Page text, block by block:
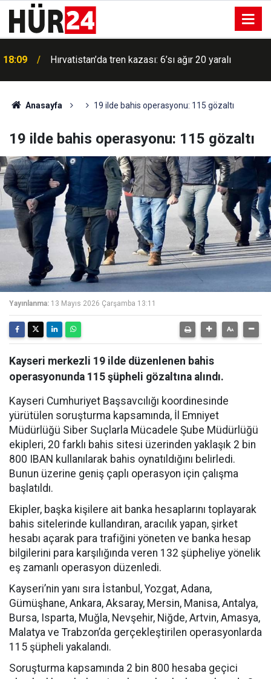
18:09 Hırvatistan’da tren kazası: 6’sı ağır 20 yaralı
Anasayfa 19 ilde bahis operasyonu: 115 gözaltı
19 ilde bahis operasyonu: 115 gözaltı
Yayınlanma: 13 Mayıs 2026 Çarşamba 13:11
Kayseri merkezli 19 ilde düzenlenen bahis
operasyonunda 115 şüpheli gözaltına alındı.
Kayseri Cumhuriyet Başsavcılığı koordinesinde
yürütülen soruşturma kapsamında, İl Emniyet
Müdürlüğü Siber Suçlarla Mücadele Şube Müdürlüğü
ekipleri, 20 farklı bahis sitesi üzerinden yaklaşık 2 bin
800 IBAN kullanılarak bahis oynatıldığını belirledi.
Bunun üzerine geniş çaplı operasyon için çalışma
başlatıldı.
Ekipler, başka kişilere ait banka hesaplarını toplayarak
bahis sitelerinde kullandıran, aracılık yapan, şirket
hesabı açarak para trafiğini yöneten ve banka hesap
bilgilerini para karşılığında veren 132 şüpheliye yönelik
eş zamanlı operasyon düzenledi.
Kayseri’nin yanı sıra İstanbul, Yozgat, Adana,
Gümüşhane, Ankara, Aksaray, Mersin, Manisa, Antalya,
Bursa, Isparta, Muğla, Nevşehir, Niğde, Artvin, Amasya,
Malatya ve Trabzon’da gerçekleştirilen operasyonlarda
115 şüpheli yakalandı.
Soruşturma kapsamında 2 bin 800 hesaba geçici